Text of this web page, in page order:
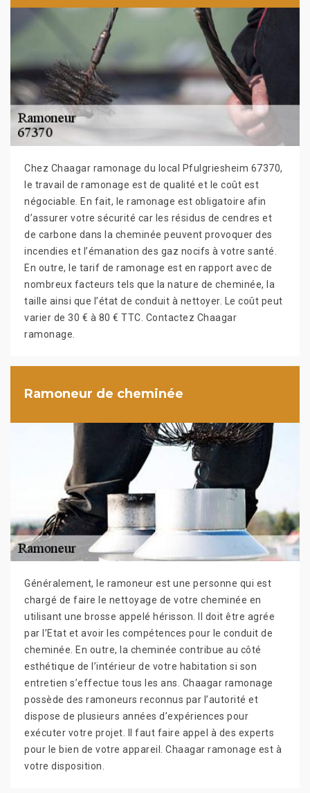
Chez Chaagar ramonage du local Pfulgriesheim 67370,
le travail de ramonage est de qualité et le coût est
négociable. En fait, le ramonage est obligatoire afin
d’assurer votre sécurité car les résidus de cendres et
de carbone dans la cheminée peuvent provoquer des
incendies et l’émanation des gaz nocifs à votre santé.
En outre, le tarif de ramonage est en rapport avec de
nombreux facteurs tels que la nature de cheminée, la
taille ainsi que l’état de conduit à nettoyer. Le coût peut
varier de 30 € à 80 € TTC. Contactez Chaagar
ramonage.
Ramoneur de cheminée
Généralement, le ramoneur est une personne qui est
chargé de faire le nettoyage de votre cheminée en
utilisant une brosse appelé hérisson. Il doit être agrée
par l’Etat et avoir les compétences pour le conduit de
cheminée. En outre, la cheminée contribue au côté
esthétique de l’intérieur de votre habitation si son
entretien s’effectue tous les ans. Chaagar ramonage
possède des ramoneurs reconnus par l’autorité et
dispose de plusieurs années d’expériences pour
exécuter votre projet. Il faut faire appel à des experts
pour le bien de votre appareil. Chaagar ramonage est à
votre disposition.